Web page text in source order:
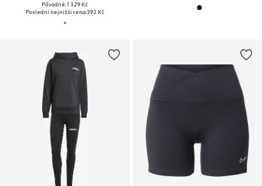
Původně: 1 329 Kč
Poslední nejnižší cena:392 Kč